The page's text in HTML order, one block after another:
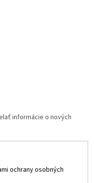
informácie o nových
ochrany osobných